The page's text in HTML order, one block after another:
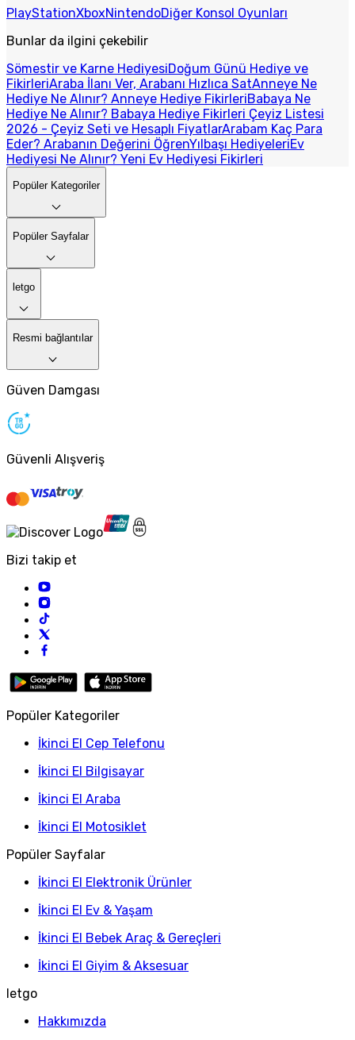
PlayStationXboxNintendoDiğer Konsol Oyunları
Bunlar da ilgini çekebilir
Sömestir ve Karne HediyesiDoğum Günü Hediye ve
FikirleriAraba İlanı Ver, Arabanı Hızlıca SatAnneye Ne
Hediye Ne Alınır? Anneye Hediye FikirleriBabaya Ne
Hediye Ne Alınır? Babaya Hediye Fikirleri Çeyiz Listesi
2026 - Çeyiz Seti ve Hesaplı FiyatlarArabam Kaç Para
Eder? Arabanın Değerini ÖğrenYılbaşı HediyeleriEv
Hediyesi Ne Alınır? Yeni Ev Hediyesi Fikirleri
Popüler Kategoriler
Popüler Sayfalar
letgo
Resmi bağlantılar
Güven Damgası
Güvenli Alışveriş
Bizi takip et
Popüler Kategoriler
İkinci El Cep Telefonu
İkinci El Bilgisayar
İkinci El Araba
İkinci El Motosiklet
Popüler Sayfalar
İkinci El Elektronik Ürünler
İkinci El Ev & Yaşam
İkinci El Bebek Araç & Gereçleri
İkinci El Giyim & Aksesuar
letgo
Hakkımızda